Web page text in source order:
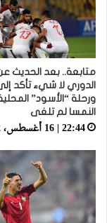
متابعة.. بعد الحديث عن
الدوري لا شيء تأكد
ورحلة “الأسود”
النمسا لم تلغى
22:44 | 16 أغسطس، 2022